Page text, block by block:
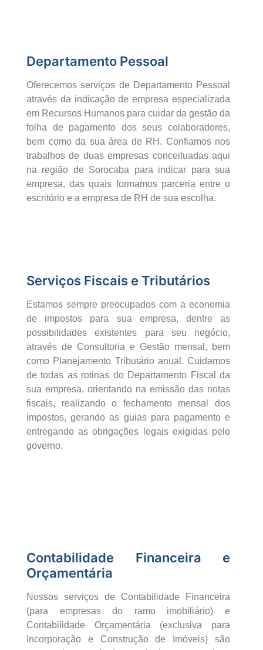
Departamento Pessoal
Oferecemos serviços de Departamento Pessoal
através da indicação de empresa especializada
em Recursos Humanos para cuidar da gestão da
folha de pagamento dos seus colaboradores,
bem como da sua área de RH. Confiamos nos
trabalhos de duas empresas conceituadas aqui
na região de Sorocaba para indicar para sua
empresa, das quais formamos parceria entre o
escritório e a empresa de RH de sua escolha.
Serviços Fiscais e Tributários
Estamos sempre preocupados com a economia
de impostos para sua empresa, dentre as
possibilidades existentes para seu negócio,
através de Consultoria e Gestão mensal, bem
como Planejamento Tributário anual. Cuidamos
de todas as rotinas do Departamento Fiscal da
sua empresa, orientando na emissão das notas
fiscais, realizando o fechamento mensal dos
impostos, gerando as guias para pagamento e
entregando as obrigações legais exigidas pelo
governo.
Contabilidade Financeira e
Orçamentária
Nossos serviços de Contabilidade Financeira
(para empresas do ramo imobiliário) e
Contabilidade Orçamentária (exclusiva para
Incorporação e Construção de Imóveis) são